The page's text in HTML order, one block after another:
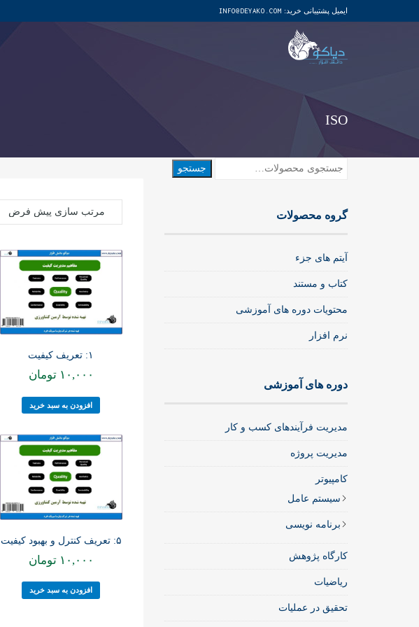
ایمیل پشتیبانی خرید: INFO@DEYAKO.COM
ISO
جستجو
گروه محصولات
آیتم های جزء
کتاب و مستند
محتویات دوره های آموزشی
نرم افزار
دوره های آموزشی
مدیریت فرآیندهای کسب و کار
مدیریت پروژه
کامپیوتر
سیستم عامل
برنامه نویسی
کارگاه پژوهش
ریاضیات
تحقیق در عملیات
۱: تعریف کیفیت
۱۰,۰۰۰ تومان
افزودن به سبد خرید
۵: تعریف کنترل و بهبود کیفیت
۱۰,۰۰۰ تومان
افزودن به سبد خرید